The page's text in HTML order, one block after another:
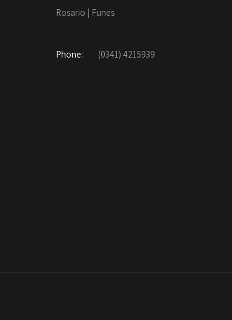
Rosario | Funes
Phone: (0341) 4215939